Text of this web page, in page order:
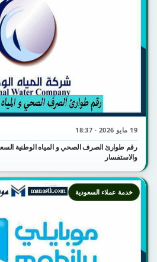
19 مايو 2026 · 18:37
والاستفسار
خدمة عملاء السعودية